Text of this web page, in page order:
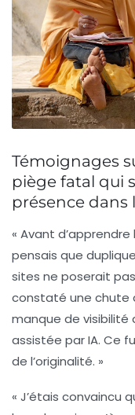
Témoignages
piège fatal qui
présence dans
« Avant
pensais que
sites ne poserait
constaté une chute
manque de visibilité
assistée par IA. Ce
de l’originalité. »
« J’étais convaincu